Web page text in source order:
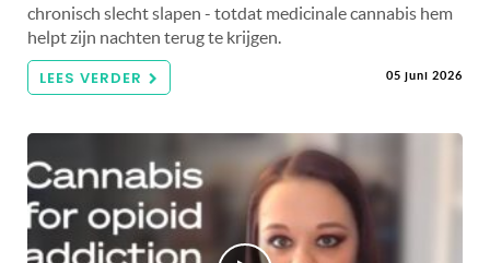
chronisch slecht slapen - totdat medicinale cannabis hem
helpt zijn nachten terug te krijgen.
LEES VERDER 05 juni 2026